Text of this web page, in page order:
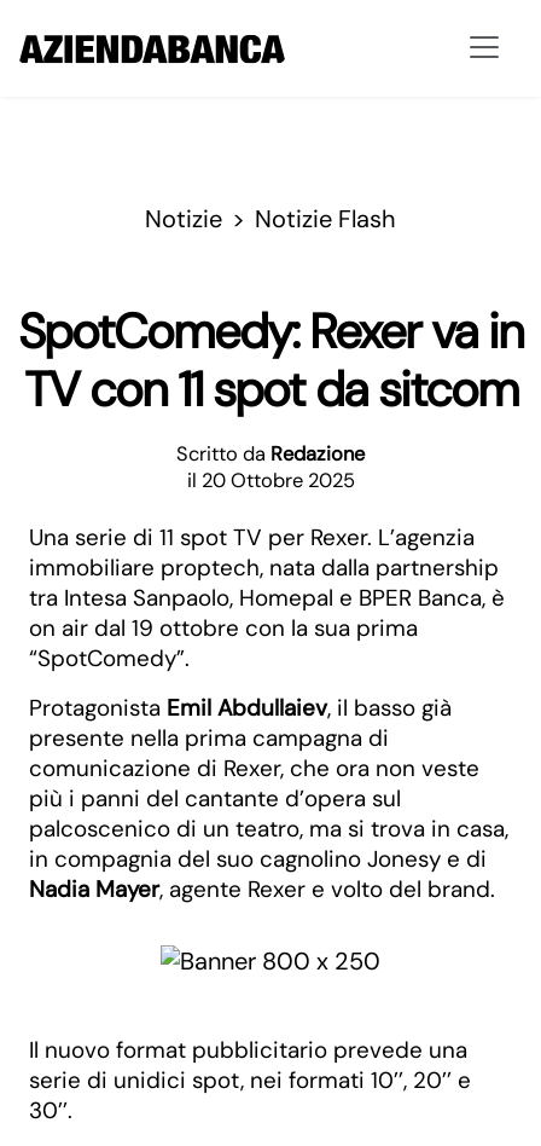
Notizie Notizie Flash
SpotComedy: Rexer va in
TV con 11 spot da sitcom
Scritto da Redazione
il 20 Ottobre 2025
Una serie di 11 spot TV per Rexer. L’agenzia
immobiliare proptech, nata dalla partnership
tra Intesa Sanpaolo, Homepal e BPER Banca, è
on air dal 19 ottobre con la sua prima
“SpotComedy”.
Protagonista Emil Abdullaiev, il basso già
presente nella prima campagna di
comunicazione di Rexer, che ora non veste
più i panni del cantante d’opera sul
palcoscenico di un teatro, ma si trova in casa,
in compagnia del suo cagnolino Jonesy e di
Nadia Mayer, agente Rexer e volto del brand.
Il nuovo format pubblicitario prevede una
serie di unidici spot, nei formati 10’’, 20’’ e
30’’.